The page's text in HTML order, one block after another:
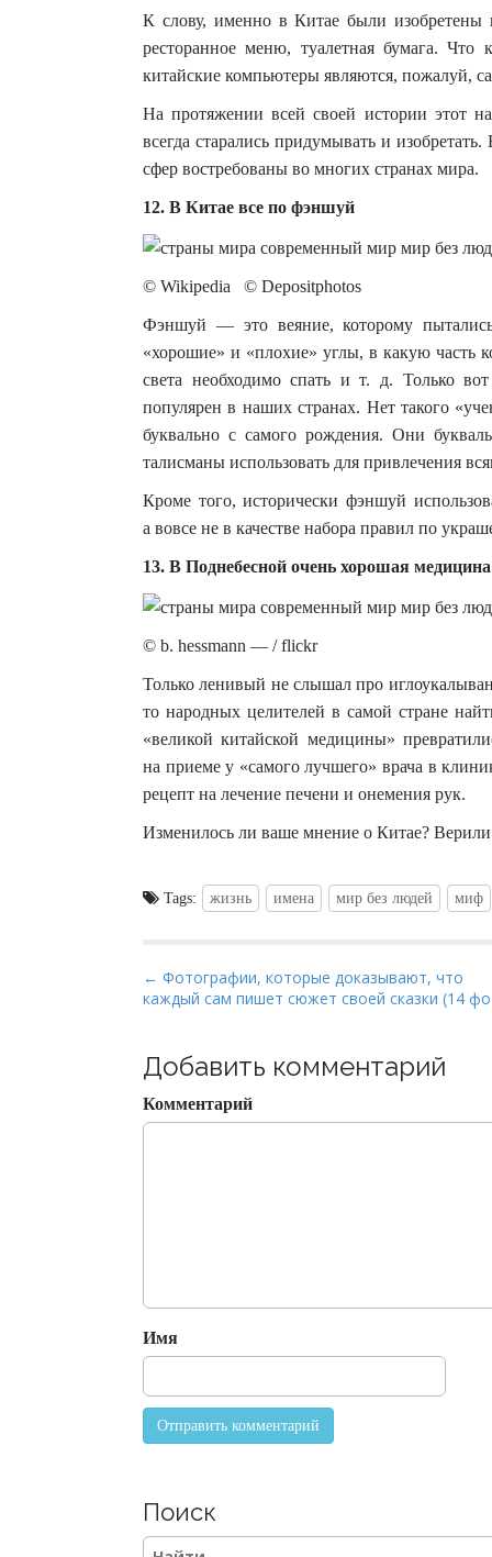
К слову, именно в Китае были изобретены
ресторанное меню, туалетная бумага. Что
китайские компьютеры являются, пожалуй,
На протяжении всей своей истории этот
всегда старались придумывать и
сфер востребованы во многих странах мира.
12. В Китае все по фэншуй
© Wikipedia © Depositphotos
Фэншуй — это веяние, которому
«хорошие» и «плохие» углы, в какую часть
света необходимо спать и т. д. Только
популярен в наших странах. Нет такого
буквально с самого рождения. Они
талисманы использовать для привлечения
Кроме того, исторически фэншуй
а вовсе не в качестве набора правил по
13. В Поднебесной очень хорошая медицина
© b. hessmann — / flickr
Только ленивый не слышал про
то народных целителей в самой стране
«великой китайской медицины»
на приеме у «самого лучшего» врача в
рецепт на лечение печени и онемения рук.
Изменилось ли ваше мнение о Китае?
Tags: жизнь имена мир без людей миф
P
o
t
n
a
n
← Фотографии, которые доказывают, что
каждый сам пишет сюжет своей сказки (14
Добавить комментарий
Комментарий
Имя
Поиск
S